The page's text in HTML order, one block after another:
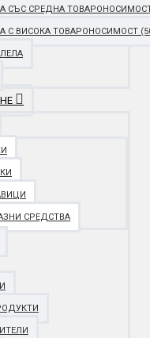
СРЕДНА ТОВАРОНОСИМОСТ
ВИСОКА ТОВАРОНОСИМОСТ
СРЕДСТВА